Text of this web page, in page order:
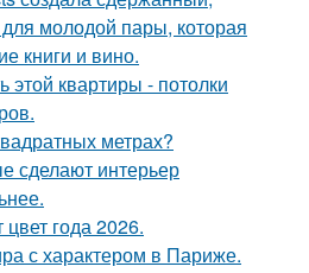
молодой пары, которая
книги и вино.
этой квартиры - потолки
метрах?
сделают интерьер
года 2026.
с характером в Париже.